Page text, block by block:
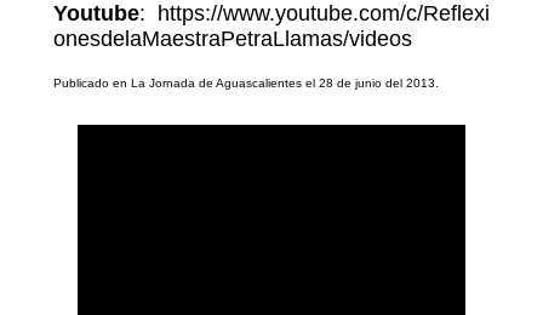
Youtube: https://www.youtube.com/c/Reflexi
onesdelaMaestraPetraLlamas/videos
Publicado en La Jornada de Aguascalientes el 28 de junio del 2013.